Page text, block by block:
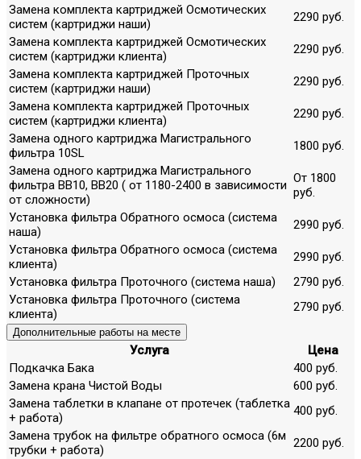
Замена комплекта картриджей Осмотических
систем (картриджи наши)
2290 руб.
Замена комплекта картриджей Осмотических
систем (картриджи клиента)
2290 руб.
Замена комплекта картриджей Проточных
систем (картриджи наши)
2290 руб.
Замена комплекта картриджей Проточных
систем (картриджи клиента)
2290 руб.
Замена одного картриджа Магистрального
фильтра 10SL
1800 руб.
Замена одного картриджа Магистрального
фильтра ВВ10, ВВ20 ( от 1180-2400 в зависимости
от сложности)
От 1800
руб.
Установка фильтра Обратного осмоса (система
наша)
2990 руб.
Установка фильтра Обратного осмоса (система
клиента)
2990 руб.
Установка фильтра Проточного (система наша)
2790 руб.
Установка фильтра Проточного (система
клиента)
2790 руб.
Дополнительные работы на месте
Услуга
Цена
Подкачка Бака
400 руб.
Замена крана Чистой Воды
600 руб.
Замена таблетки в клапане от протечек (таблетка
+ работа)
400 руб.
Замена трубок на фильтре обратного осмоса (6м
трубки + работа)
2200 руб.